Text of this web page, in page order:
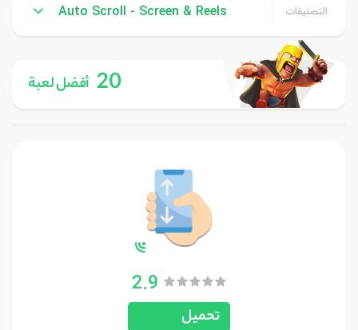
التصنيفات Auto Scroll - Screen & Reels
20 أفضل لعبة
2.9
تحميل